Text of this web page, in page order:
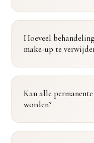
Hoeveel
make-up te
Kan alle
worden?